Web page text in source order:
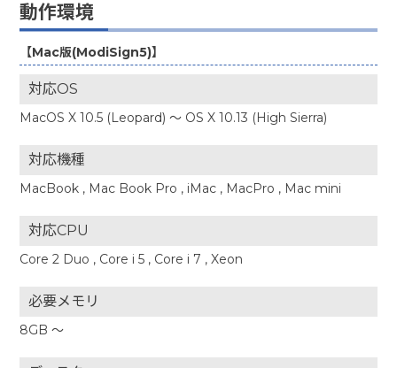
動作環境
【Mac版(ModiSign5)】
対応OS
MacOS X 10.5 (Leopard) ～ OS X 10.13 (High Sierra)
対応機種
MacBook , Mac Book Pro , iMac , MacPro , Mac mini
対応CPU
Core 2 Duo , Core i 5 , Core i 7 , Xeon
必要メモリ
8GB ～